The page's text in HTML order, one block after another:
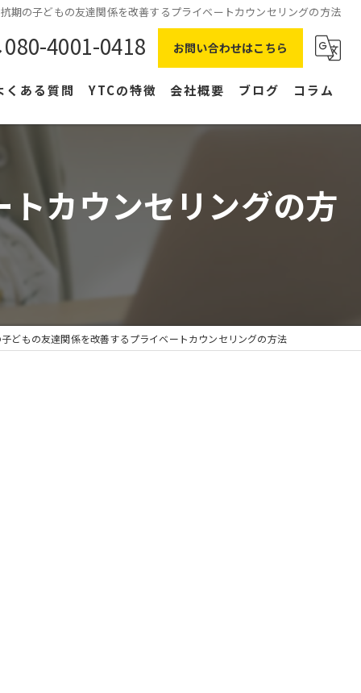
期の子どもの友達関係を改善するプライベートカウンセリングの方法
080-4001-0418 お問い合わせはこちら
くある質問 YTCの特徴
副業
右脳
会社概要 ブログ コラム
カウンセリングの方
どもの友達関係を改善するプライベートカウンセリングの方法